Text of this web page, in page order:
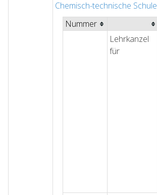
Chemisch-technische Schule
Nummer
Lehrkanzel
für